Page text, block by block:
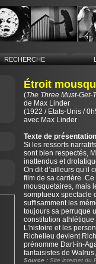
RECHERCHE
Étroit
(The Three Must-Get-
de Max Linder
(1922 / Etats-Unis /
avec Max Linder
Texte de présentation
Si les ressorts
sont bien respectés,
inattendus et
On dit d’ailleurs qu’il
film de sa carrière.
mousquetaires, mais
somptueux spectacle
suffisamment les
toujours sa perruque
constitution athlétique
L’histoire et les
Richelieu devient
prénomme Dart-in-
fantaisistes de
Source : Site internet du